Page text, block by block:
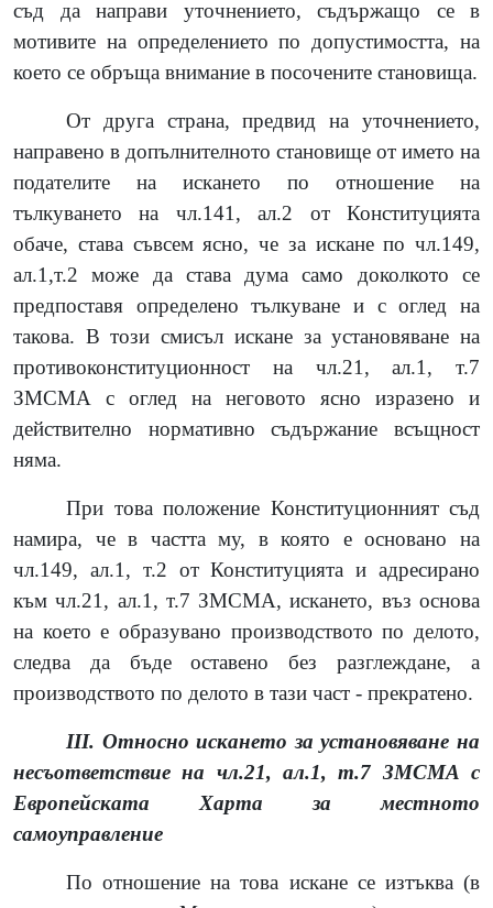
съд да направи уточнението, съдържащо се в
мотивите на определението по допустимостта, на
което се обръща внимание в посочените становища.
От друга страна, предвид на уточнението,
направено в допълнителното становище от името на
подателите на искането по отношение на
тълкуването на чл.141, ал.2 от Конституцията
обаче, става съвсем ясно, че за искане по чл.149,
ал.1,т.2 може да става дума само доколкото се
предпоставя определено тълкуване и с оглед на
такова. В този смисъл искане за установяване на
противоконституционност на чл.21, ал.1, т.7
ЗМСМА с оглед на неговото ясно изразено и
действително нормативно съдържание всъщност
няма.
При това положение Конституционният съд
намира, че в частта му, в която е основано на
чл.149, ал.1, т.2 от Конституцията и адресирано
към чл.21, ал.1, т.7 ЗМСМА, искането, въз основа
на което е образувано производството по делото,
следва да бъде оставено без разглеждане, а
производството по делото в тази част - прекратено.
III. Относно искането за установяване на
несъответствие на чл.21, ал.1, т.7 ЗМСМА с
Европейската Харта за местното
самоуправление
По отношение на това искане се изтъква (в